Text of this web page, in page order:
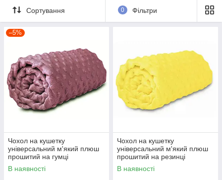
Сортування 0 Фільтри
–5%
Чохол на кушетку
універсальний м'який плюш
прошитий на гумці
В наявності
Чохол на кушетку
універсальний м'який плюш
прошитий на резинці
В наявності